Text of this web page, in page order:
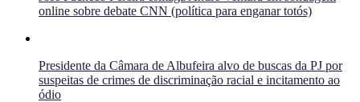
online sobre debate CNN (política para enganar totós)
Presidente da Câmara de Albufeira alvo de buscas da PJ por
suspeitas de crimes de discriminação racial e incitamento ao
ódio